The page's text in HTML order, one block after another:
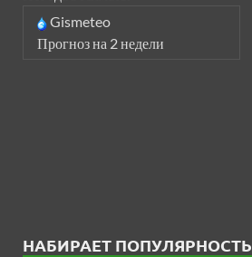
Gismeteo
Прогноз на 2 недели
НАБИРАЕТ ПОПУЛЯРНОСТЬ